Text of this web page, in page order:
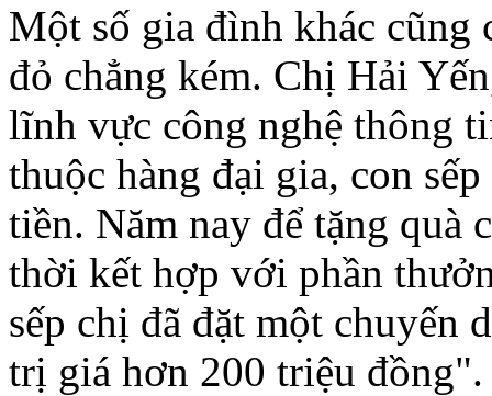
Một số gia đình khác cũng
đỏ chẳng kém. Chị Hải
lĩnh vực công nghệ thông
thuộc hàng đại gia, con
tiền. Năm nay để tặng quà
thời kết hợp với phần
sếp chị đã đặt một chuyến
trị giá hơn 200 triệu đồng".